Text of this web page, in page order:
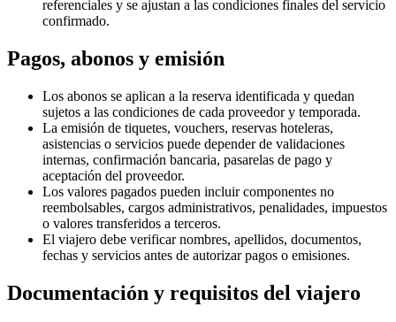
referenciales y se ajustan a las condiciones finales del servicio
confirmado.
Pagos, abonos y emisión
Los abonos se aplican a la reserva identificada y quedan
sujetos a las condiciones de cada proveedor y temporada.
La emisión de tiquetes, vouchers, reservas hoteleras,
asistencias o servicios puede depender de validaciones
internas, confirmación bancaria, pasarelas de pago y
aceptación del proveedor.
Los valores pagados pueden incluir componentes no
reembolsables, cargos administrativos, penalidades, impuestos
o valores transferidos a terceros.
El viajero debe verificar nombres, apellidos, documentos,
fechas y servicios antes de autorizar pagos o emisiones.
Documentación y requisitos del viajero